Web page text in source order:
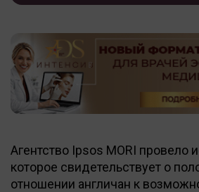
Агентство Ipsos MORI провело
которое свидетельствует о
отношении англичан к